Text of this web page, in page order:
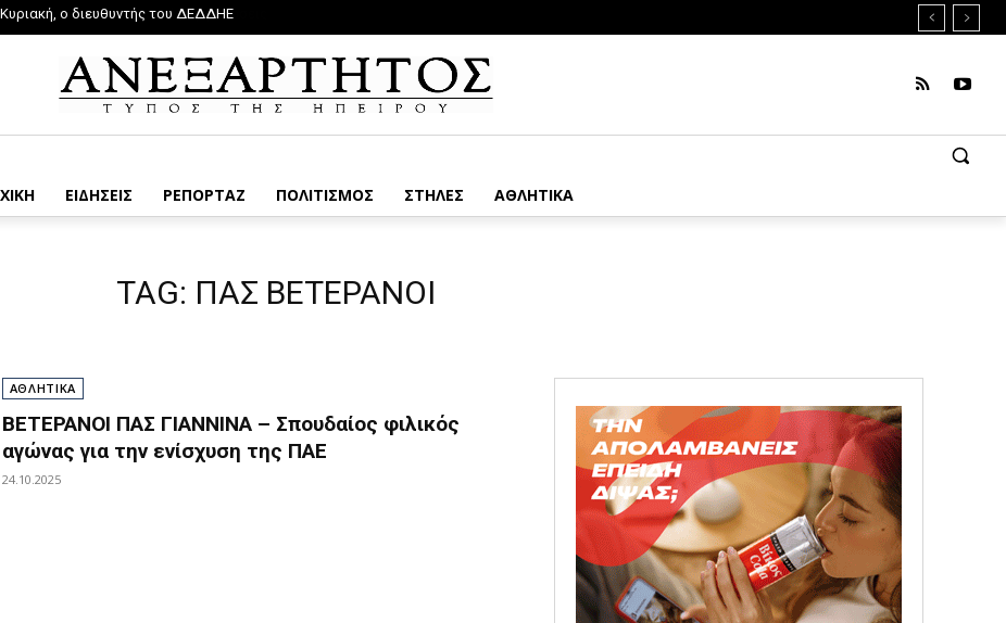
ο διευθυντής του ΔΕΔΔΗΕ
ΕΙΔΗΣΕΙΣ ΡΕΠΟΡΤΑΖ ΠΟΛΙΤΙΣΜΟΣ ΣΤΗΛΕΣ ΑΘΛΗΤΙΚΑ
TAG: ΠΑΣ ΒΕΤΕΡΑΝΟΙ
ΑΘΛΗΤΙΚΑ
ΒΕΤΕΡΑΝΟΙ ΠΑΣ ΓΙΑΝΝΙΝΑ – Σπουδαίος φιλικός
αγώνας για την ενίσχυση της ΠΑΕ
24.10.2025